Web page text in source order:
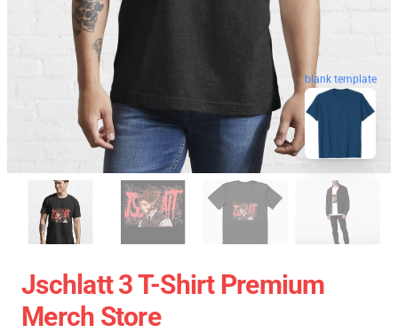
blank template
Jschlatt 3 T-Shirt Premium
Merch Store